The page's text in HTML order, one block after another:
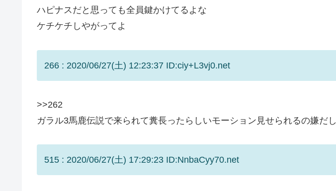
ハピナスだと思っても全員鍵かけてるよな
ケチケチしやがってよ
266 : 2020/06/27(土) 12:23:37 ID:ciy+L3vj0.net
>>262
ガラル3馬鹿伝説で来られて糞長ったらしいモーション見せられるの嫌だし
515 : 2020/06/27(土) 17:29:23 ID:NnbaCyy70.net